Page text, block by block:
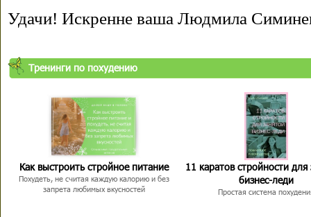
Удачи! Искренне ваша Людмила
Тренинги по похудению
Как выстроить стройное питание
Похудеть, не считая каждую калорию и без
запрета любимых вкусностей
11 каратов стройности для
бизнес-леди
Простая система